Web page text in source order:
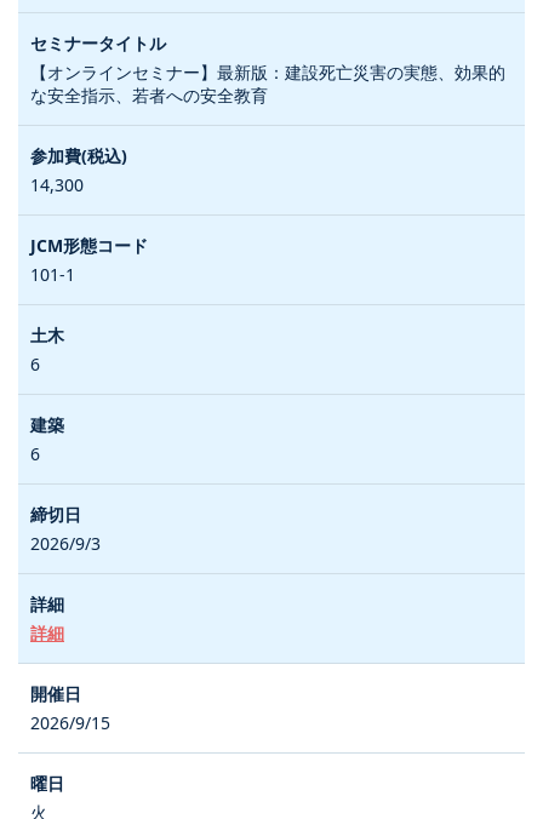
【オンラインセミナー】最新版：建設死亡災害の実態、効果的
な安全指示、若者への安全教育
14,300
101-1
6
6
2026/9/3
詳細
2026/9/15
火